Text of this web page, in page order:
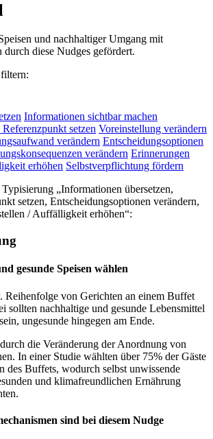
und nachhaltiger Umgang mit
diese Nudges gefördert.
Informationen sichtbar machen
Referenzpunkt setzen Voreinstellung verändern
verändern Entscheidungsoptionen
verändern Erinnerungen
erhöhen Selbstverpflichtung fördern
„Informationen übersetzen,
setzen, Entscheidungsoptionen verändern,
/ Auffälligkeit erhöhen“:
gesunde Speisen wählen
Reihenfolge von Gerichten an einem Buffet
sollten nachhaltige und gesunde Lebensmittel
ungesunde hingegen am Ende.
die Veränderung der Anordnung von
In einer Studie wählten über 75% der Gäste
des Buffets, wodurch selbst unwissende
und klimafreundlichen Ernährung
sind bei diesem Nudge